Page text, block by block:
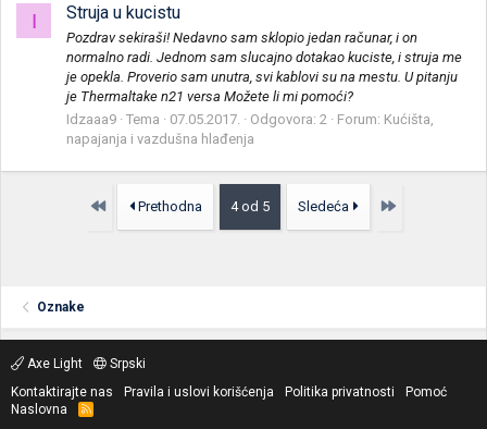
I Struja u kucistu
Pozdrav sekiraši! Nedavno sam sklopio jedan računar, i on
normalno radi. Jednom sam slucajno dotakao kuciste, i struja me
je opekla. Proverio sam unutra, svi kablovi su na mestu. U pitanju
je Thermaltake n21 versa Možete li mi pomoći?
Idzaaa9 Tema 07.05.2017. Odgovora: 2 Forum: Kućišta,
napajanja i vazdušna hlađenja
Prvo Prethodna 4 od 5 Sledeća Poslednja
Oznake
Axe Light
Srpski
Kontaktirajte nas
Pravila i uslovi korišćenja Politika privatnosti
Pomoć
Naslovna
R